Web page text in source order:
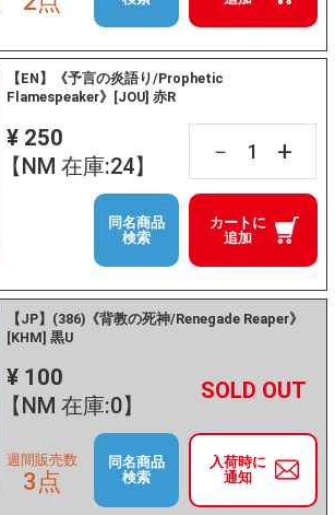
【EN】《予言の炎語り/Prophetic
Flamespeaker》[JOU] 赤R
¥ 250
【NM 在庫:24】
－ +
カートに
追加
同名商品
検索
【JP】(386)《背教の死神/Renegade Reaper》
[KHM] 黒U
¥ 100
【NM 在庫:0】
－ +
入荷時に
通知
週間販売数
3点
同名商品
検索